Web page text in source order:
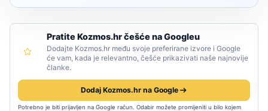
Pratite Kozmos.hr češće na Googleu
Dodajte Kozmos.hr među svoje preferirane izvore i Google
će vam, kada je relevantno, češće prikazivati naše najnovije
članke.
Dodaj Kozmos.hr na Google
Potrebno je biti prijavljen na Google račun. Odabir možete promijeniti u bilo kojem